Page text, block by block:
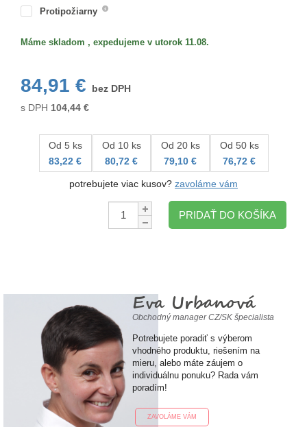
Protipožiarny
Máme skladom , expedujeme v utorok 11.08.
84,91 €
bez DPH
s DPH 104,44 €
Od 5 ks
83,22 €
Od 10 ks
80,72 €
Od 20 ks
79,10 €
Od 50 ks
76,72 €
potrebujete viac kusov? zavoláme vám
Množstvo:
PRIDAŤ DO KOŠÍKA
Eva Urbanová
Obchodný manager CZ/SK špecialista
Potrebujete poradiť s výberom
vhodného produktu, riešením na
mieru, alebo máte záujem o
individuálnu ponuku? Rada vám
poradím!
ZAVOLÁME VÁM